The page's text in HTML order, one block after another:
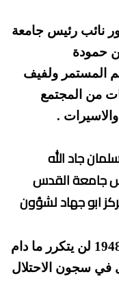
الساعة 11بحضور نائب رئيس جامعة
حمودة
المستمر ولفيف
من المجتمع
.
جاد الله
جامعة القدس
ابو جهاد لشؤون
وقد اكد في كلمته ان ما حدث سنة 1948 لن يتكرر ما دام
في سجون الاحتلال